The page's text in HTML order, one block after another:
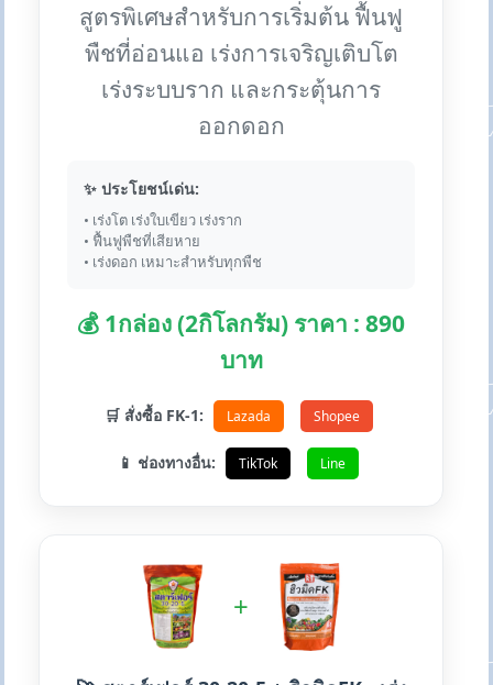
สูตรพิเศษสำหรับการเริ่มต้น ฟื้นฟู
พืชที่อ่อนแอ เร่งการเจริญเติบโต
เร่งระบบราก และกระตุ้นการ
ออกดอก
✨ ประโยชน์เด่น:
• เร่งโต เร่งใบเขียว เร่งราก
• ฟื้นฟูพืชที่เสียหาย
• เร่งดอก เหมาะสำหรับทุกพืช
💰 1กล่อง (2กิโลกรัม) ราคา : 890
บาท
🛒 สั่งซื้อ FK-1: Lazada Shopee
📱 ช่องทางอื่น: TikTok Line
+